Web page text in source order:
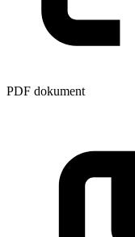
PDF dokument